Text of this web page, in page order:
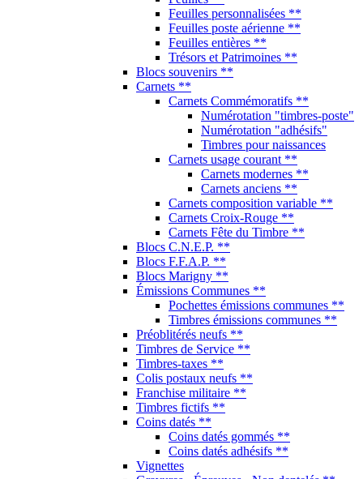
Carnets Fête du Timbre **
Blocs C.N.E.P. **
Blocs F.F.A.P. **
Blocs Marigny **
Émissions Communes **
Pochettes émissions communes **
Timbres émissions communes **
Préoblitérés neufs **
Timbres de Service **
Timbres-taxes **
Colis postaux neufs **
Franchise militaire **
Timbres fictifs **
Coins datés **
Coins datés gommés **
Coins datés adhésifs **
Vignettes
Gravures - Épreuves - Non dentelés **
Timbres de Guerre **
Timbres divers **
France neufs avec CHARNIÈRE *
Années complètes charnières
Cours d'Instruction charnières *
Timbres-Poste & BF charnières *
Poste aérienne charnières *
Préoblitérés charnières *
Timbres-Taxe charnières *
Franchise militaire charnière *
Colis postaux charnières *
TIMBRES FRANCE OBLITERES
Timbres-poste oblitérés
1900 à 1917 (Oblitérés n° 107 à